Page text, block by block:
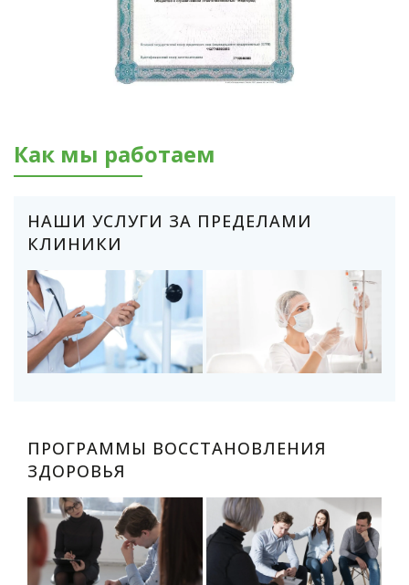
Как мы работаем
НАШИ УСЛУГИ ЗА ПРЕДЕЛАМИ
КЛИНИКИ
ПРОГРАММЫ ВОССТАНОВЛЕНИЯ
ЗДОРОВЬЯ